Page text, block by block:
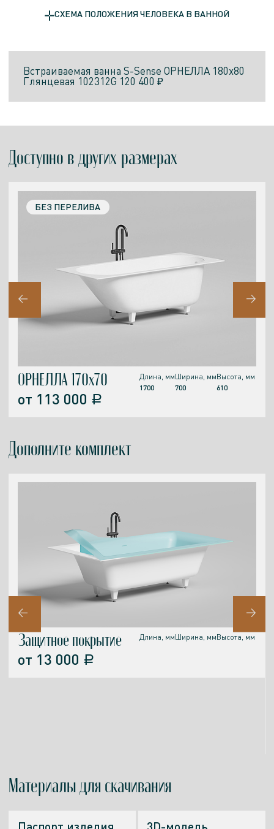
СХЕМА ПОЛОЖЕНИЯ ЧЕЛОВЕКА В ВАННОЙ
Встраиваемая ванна S-Sense ОРНЕЛЛА 180x80
Глянцевая 102312G 120 400 ₽
Доступно в других размерах
БЕЗ ПЕРЕЛИВА
Длина, мм
1700
Ширина, мм
700
Высота, мм
610
ОРНЕЛЛА 170х70
от 113 000 a
Дополните комплект
Длина, ммШирина, ммВысота, мм
Защитное покрытие
от 13 000 a
Материалыдля скачивания
Паспорт изделия 3D-модель